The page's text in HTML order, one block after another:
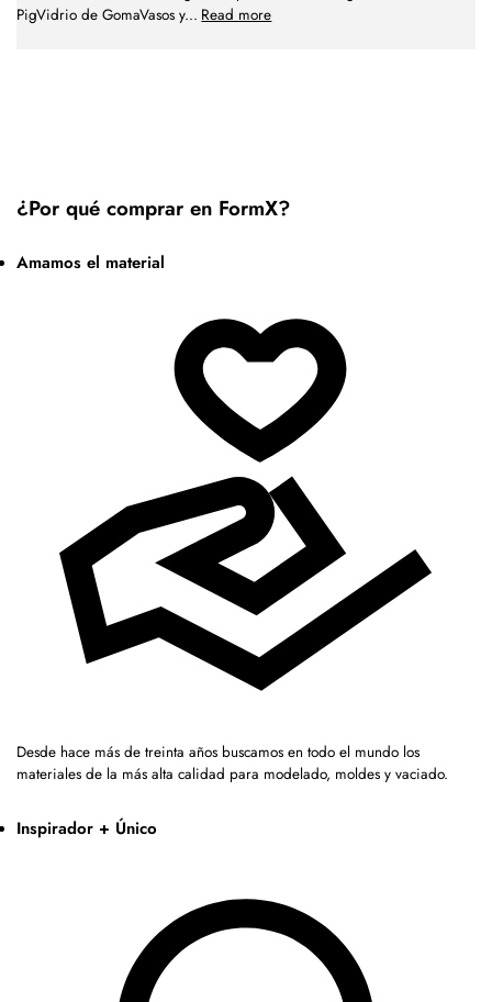
PigVidrio de GomaVasos y... Read more
¿Por qué comprar en FormX?
Amamos el material
Desde hace más de treinta años buscamos en todo el mundo los
materiales de la más alta calidad para modelado, moldes y vaciado.
Inspirador + Único